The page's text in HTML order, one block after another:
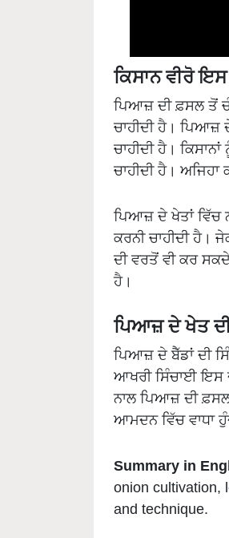
ਪਿਆਜ਼ ਦੀ ਫ਼ਸਲ ਤੋਂ
ਚਾਹੀਦੀ ਹੈ। ਪਿਆਜ਼
ਚਾਹੀਦੀ ਹੈ।
ਚਾਹੀਦੀ ਹੈ।
ਕਰਨੀ ਚਾਹੀਦੀ ਹੈ।
ਦੀ ਵਰਤੋਂ ਵੀ ਕਰ
ਹੈ।
ਪਿਆਜ਼ ਦੇ ਬੈੱਡਾਂ ਦੀ
ਆਖਰੀ ਸਿੰਚਾਈ ਇਸ
ਨਾਲ ਪਿਆਜ਼ ਦੀ ਫ਼ਸਲ
ਆਮਦਨ ਵਿੱਚ ਵਾਧਾ
onion cultivation,
and technique.